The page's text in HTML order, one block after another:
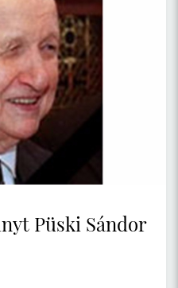
Püski Sándor